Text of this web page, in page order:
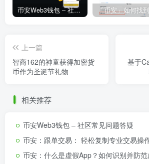
币安Web3钱包 – 社区常见问题答疑
上一篇
智商162的神童获得加密货
币作为圣诞节礼物
基于
相关推荐
币安Web3钱包 – 社区常见问题答疑
币安：跟单交易： 轻松复制专业交易操
币安：什么是虚假App？如何识别并防范